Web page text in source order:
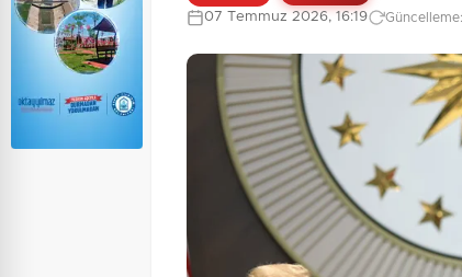
07 Temmuz 2026, 16:19